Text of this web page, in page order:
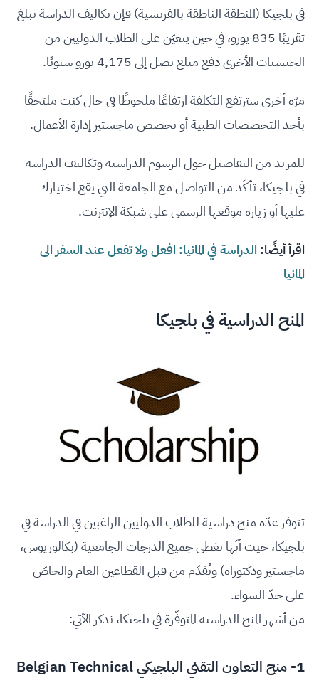
في بلجيكا (المنطقة الناطقة بالفرنسية) فإن تكاليف الدراسة تبلغ
تقريبًا 835 يورو، في حين يتعيّن على الطلاب الدوليين من
الجنسيات الأخرى دفع مبلغ يصل إلى 4,175 يورو سنويًا.
مرّة أخرى سترتفع التكلفة ارتفاعًا ملحوظًا في حال كنت ملتحقًا
بأحد التخصصات الطبية أو تخصص ماجستير إدارة الأعمال.
للمزيد من التفاصيل حول الرسوم الدراسية وتكاليف الدراسة
في بلجيكا، تأكّد من التواصل مع الجامعة التي يقع اختيارك
عليها أو زيارة موقعها الرسمي على شبكة الإنترنت.
اقرأ أيضًا: الدراسة في المانيا: افعل ولا تفعل عند السفر الى
المانيا
المنح الدراسية في بلجيكا
تتوفر عدّة منح دراسية للطلاب الدوليين الراغبين في الدراسة في
بلجيكا، حيث أنّها تغطي جميع الدرجات الجامعية (بكالوريوس،
ماجستير ودكتوراه) وتُقدّم من قبل القطاعين العام والخاصّ
على حدّ السواء.
من أشهر المنح الدراسية المتوفّرة في بلجيكا، نذكر الآتي:
1- منح التعاون التقني البلجيكي Belgian Technical